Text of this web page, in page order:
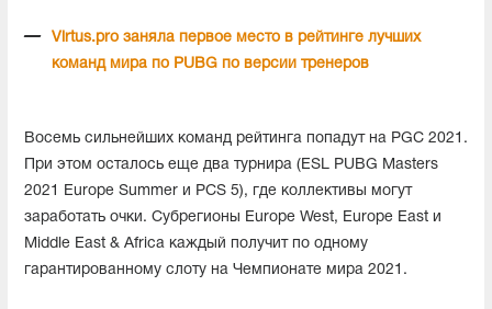
Virtus.pro заняла первое место в рейтинге лучших
команд мира по PUBG по версии тренеров
Восемь сильнейших команд рейтинга попадут на PGC 2021.
При этом осталось еще два турнира (ESL PUBG Masters
2021 Europe Summer и PCS 5), где коллективы могут
заработать очки. Субрегионы Europe West, Europe East и
Middle East & Africa каждый получит по одному
гарантированному слоту на Чемпионате мира 2021.